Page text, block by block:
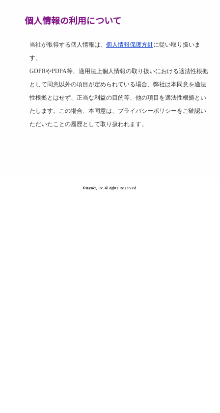
個人情報の利用について
当社が取得する個人情報は、 個人情報保護方針に従い取り扱いま
す。
GDPRやPDPA等、適用法上個人情報の取り扱いにおける適法性根拠
として同意以外の項目が定められている場合、弊社は本同意を適法
性根拠とはせず、正当な利益の目的等、他の項目を適法性根拠とい
たします。この場合、本同意は、プライバシーポリシーをご確認い
ただいたことの履歴として取り扱われます。
©Macnica, Inc. All rights Reserved.